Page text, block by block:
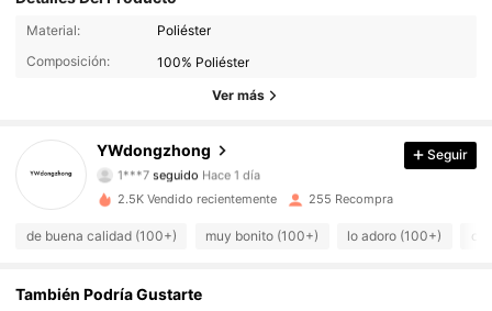
Material:
Poliéster
Composición:
100% Poliéster
Ver más
YWdongzhong
173 Seguidores
1***7 seguidoHace 1 día
4.94
173 Seguidores
4.94 173 Seguidores
Seguir
2.5K Vendido recientemente 255 Recompra
de buena calidad (100+) muy bonito (100+) lo adoro (100+)
También Podría Gustarte